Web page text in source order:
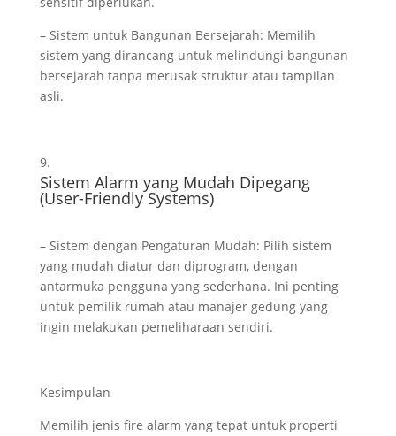
– Sistem untuk Bangunan Bersejarah: Memilih
sistem yang dirancang untuk melindungi bangunan
bersejarah tanpa merusak struktur atau tampilan
asli.
Sistem Alarm yang Mudah Dipegang
(User-Friendly Systems)
– Sistem dengan Pengaturan Mudah: Pilih sistem
yang mudah diatur dan diprogram, dengan
antarmuka pengguna yang sederhana. Ini penting
untuk pemilik rumah atau manajer gedung yang
ingin melakukan pemeliharaan sendiri.
Kesimpulan
Memilih jenis fire alarm yang tepat untuk properti